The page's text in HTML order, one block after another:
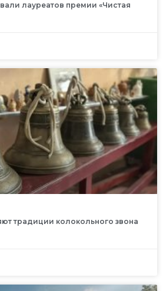
лауреатов премии «Чистая
традиции колокольного звона